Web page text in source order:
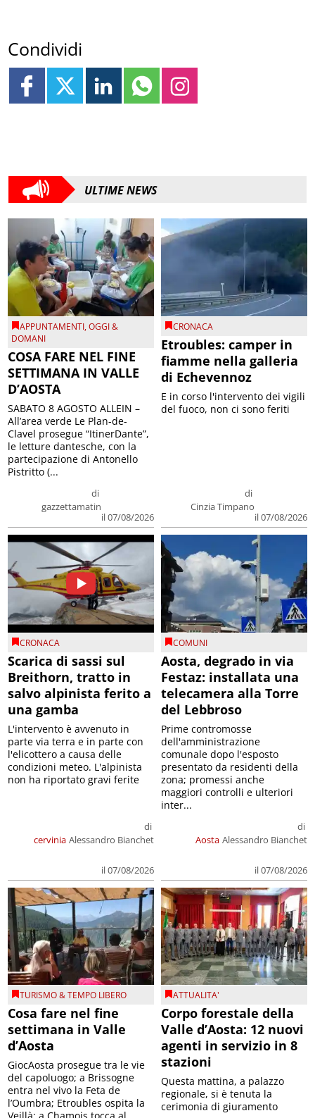
Condividi
ULTIME NEWS
APPUNTAMENTI,OGGI &
DOMANI
COSA FARE NEL FINE
SETTIMANA IN VALLE
D’AOSTA
di
gazzettamatin
il 07/08/2026
SABATO 8 AGOSTO ALLEIN –
All’area verde Le Plan-de-
Clavel prosegue “ItinerDante”,
le letture dantesche, con la
partecipazione di Antonello
Pistritto (...
CRONACA
Etroubles: camper in
fiamme nella galleria
di Echevennoz
di
Cinzia Timpano
il 07/08/2026
E in corso l'intervento dei vigili
del fuoco, non ci sono feriti
CRONACA
Scarica di sassi sul
Breithorn, tratto in
salvo alpinista ferito a
una gamba
cervinia
di
Alessandro Bianchet
il 07/08/2026
L'intervento è avvenuto in
parte via terra e in parte con
l'elicottero a causa delle
condizioni meteo. L'alpinista
non ha riportato gravi ferite
COMUNI
Aosta, degrado in via
Festaz: installata una
telecamera alla Torre
del Lebbroso
Aosta
di
Alessandro Bianchet
il 07/08/2026
Prime contromosse
dell'amministrazione
comunale dopo l'esposto
presentato da residenti della
zona; promessi anche
maggiori controlli e ulteriori
inter...
TURISMO & TEMPO LIBERO
Cosa fare nel fine
settimana in Valle
d’Aosta
GiocAosta prosegue tra le vie
del capoluogo; a Brissogne
entra nel vivo la Feta de
l’Oumbra; Etroubles ospita la
ATTUALITA'
Corpo forestale della
Valle d’Aosta: 12 nuovi
agenti in servizio in 8
stazioni
Questa mattina, a palazzo
regionale, si è tenuta la
cerimonia di giuramento